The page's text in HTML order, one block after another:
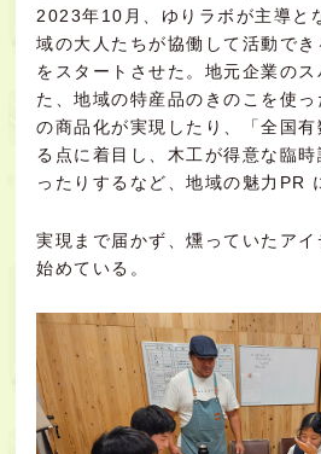
2023年10月、ゆりラボが主導と
域の大人たちが協働して活動でき
をスタートさせた。地元企業の
た、地域の特産品のきのこを使
の商品化が実現したり、「全国
る点に着目し、木工が得意な臨
ったりするなど、地域の魅力PR
実現まで届かず、燻っていたアイ
始めている。